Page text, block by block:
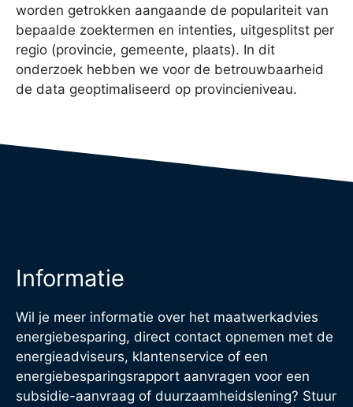
worden getrokken aangaande de populariteit van
bepaalde zoektermen en intenties, uitgesplitst per
regio (provincie, gemeente, plaats). In dit
onderzoek hebben we voor de betrouwbaarheid
de data geoptimaliseerd op provincieniveau.
Informatie
Wil je meer informatie over het maatwerkadvies
energiebesparing, direct contact opnemen met de
energieadviseurs, klantenservice of een
energiebesparingsrapport aanvragen voor een
subsidie-aanvraag of duurzaamheidslening? Stuur